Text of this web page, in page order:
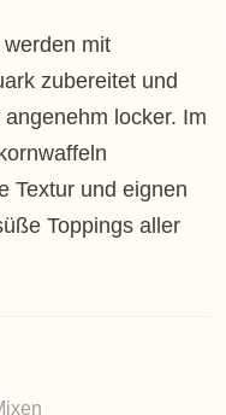
mit
zubereitet und
locker. Im
Textur und eignen
Toppings aller